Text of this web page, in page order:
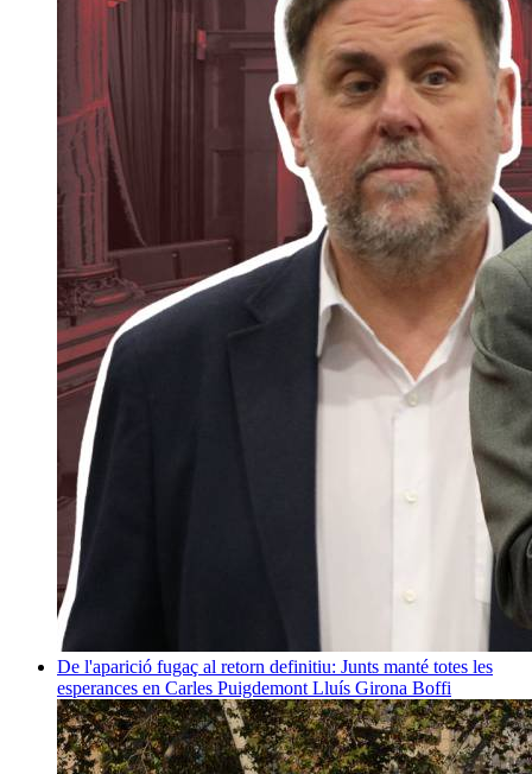
De l'aparició fugaç al retorn definitiu: Junts manté totes les
esperances en Carles Puigdemont Lluís Girona Boffi